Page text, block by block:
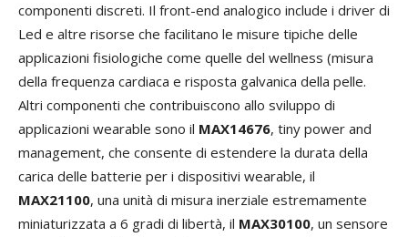
componenti discreti. Il front-end analogico include i driver di
Led e altre risorse che facilitano le misure tipiche delle
applicazioni fisiologiche come quelle del wellness (misura
della frequenza cardiaca e risposta galvanica della pelle.
Altri componenti che contribuiscono allo sviluppo di
applicazioni wearable sono il MAX14676, tiny power and
management, che consente di estendere la durata della
carica delle batterie per i dispositivi wearable, il
MAX21100, una unità di misura inerziale estremamente
miniaturizzata a 6 gradi di libertà, il MAX30100, un sensore